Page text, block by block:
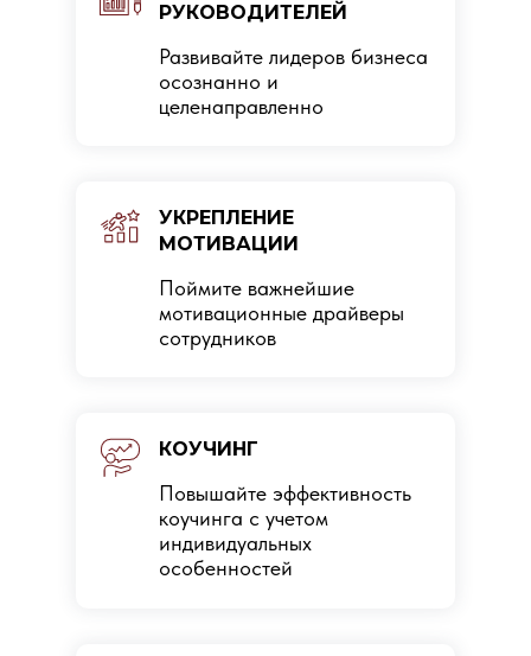
РУКОВОДИТЕЛЕЙ
Развивайте лидеров бизнеса
осознанно и
целенаправленно
УКРЕПЛЕНИЕ
МОТИВАЦИИ
Поймите важнейшие
мотивационные драйверы
сотрудников
КОУЧИНГ
Повышайте эффективность
коучинга с учетом
индивидуальных
особенностей